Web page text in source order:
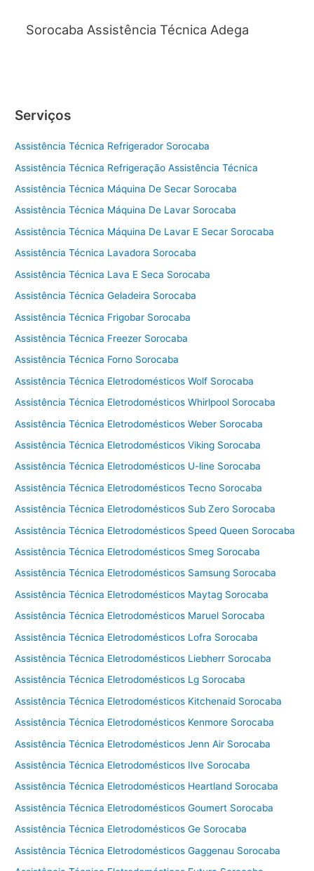
Sorocaba Assistência Técnica Adega
Serviços
Assistência Técnica Refrigerador Sorocaba
Assistência Técnica Refrigeração Assistência Técnica
Assistência Técnica Máquina De Secar Sorocaba
Assistência Técnica Máquina De Lavar Sorocaba
Assistência Técnica Máquina De Lavar E Secar Sorocaba
Assistência Técnica Lavadora Sorocaba
Assistência Técnica Lava E Seca Sorocaba
Assistência Técnica Geladeira Sorocaba
Assistência Técnica Frigobar Sorocaba
Assistência Técnica Freezer Sorocaba
Assistência Técnica Forno Sorocaba
Assistência Técnica Eletrodomésticos Wolf Sorocaba
Assistência Técnica Eletrodomésticos Whirlpool Sorocaba
Assistência Técnica Eletrodomésticos Weber Sorocaba
Assistência Técnica Eletrodomésticos Viking Sorocaba
Assistência Técnica Eletrodomésticos U-line Sorocaba
Assistência Técnica Eletrodomésticos Tecno Sorocaba
Assistência Técnica Eletrodomésticos Sub Zero Sorocaba
Assistência Técnica Eletrodomésticos Speed Queen Sorocaba
Assistência Técnica Eletrodomésticos Smeg Sorocaba
Assistência Técnica Eletrodomésticos Samsung Sorocaba
Assistência Técnica Eletrodomésticos Maytag Sorocaba
Assistência Técnica Eletrodomésticos Maruel Sorocaba
Assistência Técnica Eletrodomésticos Lofra Sorocaba
Assistência Técnica Eletrodomésticos Liebherr Sorocaba
Assistência Técnica Eletrodomésticos Lg Sorocaba
Assistência Técnica Eletrodomésticos Kitchenaid Sorocaba
Assistência Técnica Eletrodomésticos Kenmore Sorocaba
Assistência Técnica Eletrodomésticos Jenn Air Sorocaba
Assistência Técnica Eletrodomésticos Ilve Sorocaba
Assistência Técnica Eletrodomésticos Heartland Sorocaba
Assistência Técnica Eletrodomésticos Goumert Sorocaba
Assistência Técnica Eletrodomésticos Ge Sorocaba
Assistência Técnica Eletrodomésticos Gaggenau Sorocaba